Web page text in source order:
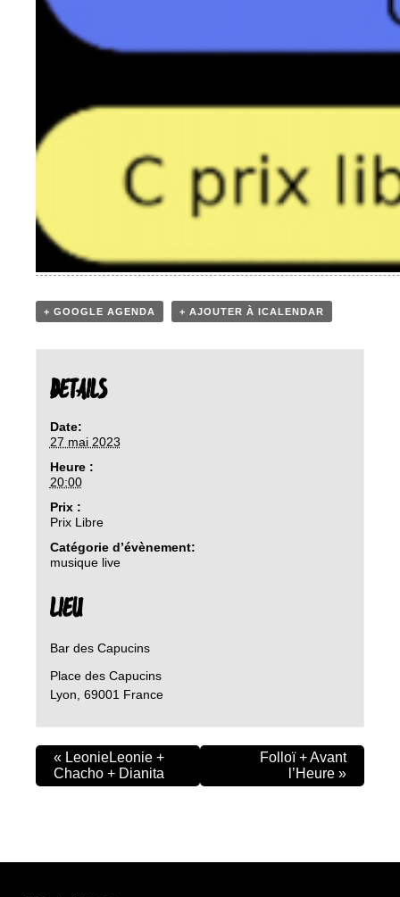
+ GOOGLE AGENDA + AJOUTER À ICALENDAR
DETAILS
Date:
27 mai 2023
Heure :
20:00
Prix :
Prix Libre
Catégorie d’évènement:
musique live
LIEU
Bar des Capucins
Place des Capucins
Lyon, 69001 France
« LeonieLeonie +
Chacho + Dianita
Folloï + Avant
l’Heure »